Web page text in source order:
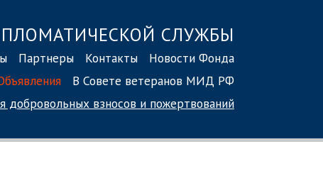
СЛУЖБЫ
Партнеры Контакты
Новости Фонда
В Совете ветеранов МИД РФ
добровольных взносов и пожертвований